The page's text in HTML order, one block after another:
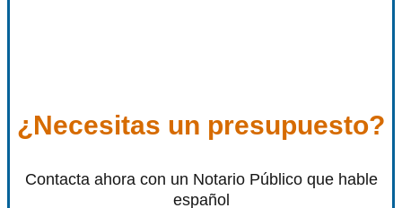
¿Necesitas un presupuesto?
Contacta ahora con un Notario Público que hable
español